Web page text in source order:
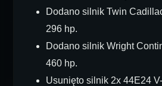
Dodano silnik Twin
296 hp.
Dodano silnik Wright
460 hp.
Usunięto silnik 2x 44E24